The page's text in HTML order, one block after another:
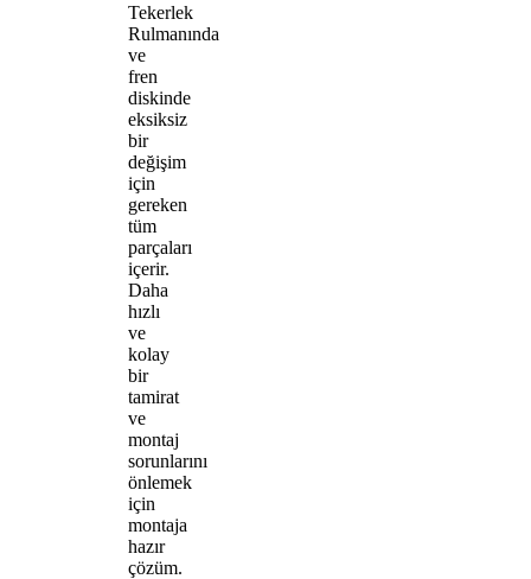
Tekerlek
Rulmanında
ve
fren
diskinde
eksiksiz
bir
değişim
için
gereken
tüm
parçaları
içerir.
Daha
hızlı
ve
kolay
bir
tamirat
ve
montaj
sorunlarını
önlemek
için
montaja
hazır
çözüm.